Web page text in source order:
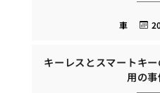
車
キーレスとスマートキ
用の